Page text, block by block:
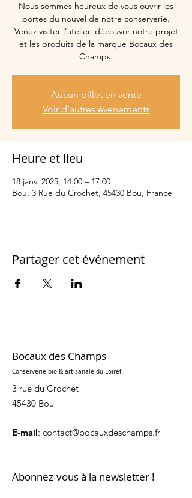
Nous sommes heureux de vous ouvrir les
portes du nouvel de notre conserverie.
Venez visiter l'atelier, découvrir notre projet
et les produits de la marque Bocaux des
Champs.
Aucun billet en vente
Voir d'autres événements
Heure et lieu
18 janv. 2025, 14:00 – 17:00
Bou, 3 Rue du Crochet, 45430 Bou, France
Partager cet événement
Bocaux des Champs
Conserverie bio & artisanale du Loiret
3 rue du Crochet
45430 Bou
E-mail: contact@bocauxdeschamps.fr
Abonnez-vous à la newsletter !